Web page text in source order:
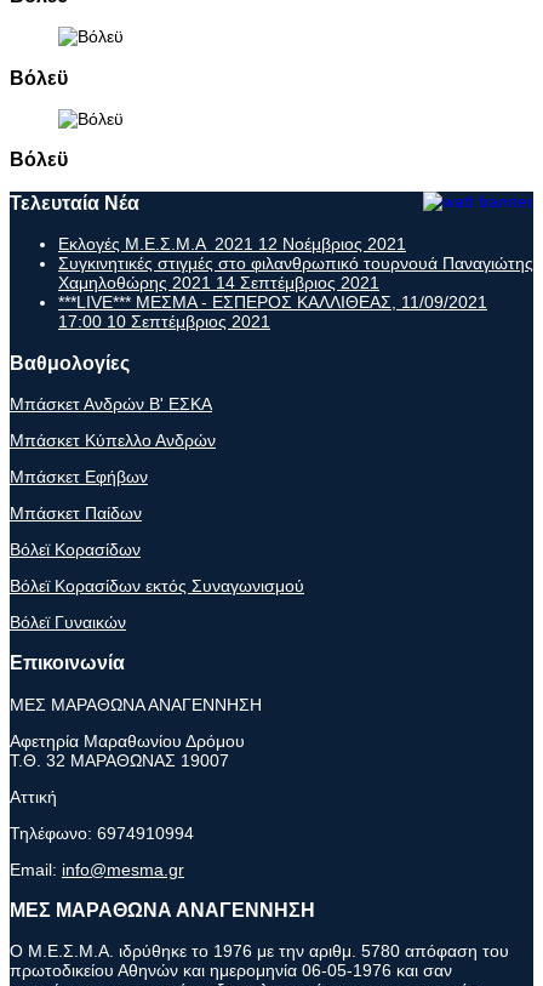
Βόλεϋ
Βόλεϋ
Τελευταία Νέα
Εκλογές Μ.Ε.Σ.Μ.Α 2021 12 Νοέμβριος 2021
Συγκινητικές στιγμές στο φιλανθρωπικό τουρνουά Παναγιώτης
Χαμηλοθώρης 2021 14 Σεπτέμβριος 2021
***LIVE*** ΜΕΣΜΑ - ΕΣΠΕΡΟΣ ΚΑΛΛΙΘΕΑΣ, 11/09/2021
17:00 10 Σεπτέμβριος 2021
Βαθμολογίες
Μπάσκετ Ανδρών Β' ΕΣΚΑ
Μπάσκετ Κύπελλο Ανδρών
Μπάσκετ Εφήβων
Μπάσκετ Παίδων
Βόλεϊ Κορασίδων
Βόλεϊ Κορασίδων εκτός Συναγωνισμού
Βόλεϊ Γυναικών
Επικοινωνία
ΜΕΣ ΜΑΡΑΘΩΝΑ ΑΝΑΓΕΝΝΗΣΗ
Αφετηρία Μαραθωνίου Δρόμου
Τ.Θ. 32 ΜΑΡΑΘΩΝΑΣ 19007
Αττική
Τηλέφωνο: 6974910994
Email: info@mesma.gr
ΜΕΣ ΜΑΡΑΘΩΝΑ ΑΝΑΓΕΝΝΗΣΗ
Ο Μ.Ε.Σ.Μ.Α. ιδρύθηκε το 1976 με την αριθμ. 5780 απόφαση του
πρωτοδικείου Αθηνών και ημερομηνία 06-05-1976 και σαν